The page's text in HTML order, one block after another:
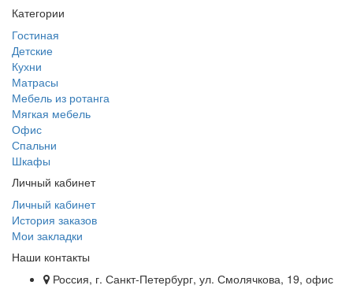
Категории
Гостиная
Детские
Кухни
Матрасы
Мебель из ротанга
Мягкая мебель
Офис
Спальни
Шкафы
Личный кабинет
Личный кабинет
История заказов
Мои закладки
Наши контакты
Россия, г. Санкт-Петербург, ул. Смолячкова, 19, офис